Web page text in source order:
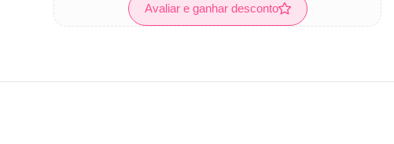
Avaliar e ganhar desconto